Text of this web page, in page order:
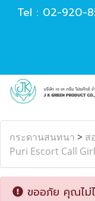
Tel : 02-920-
กระดานสนทนา > ส
Puri Escort Call
ขออภัย คุณไม่